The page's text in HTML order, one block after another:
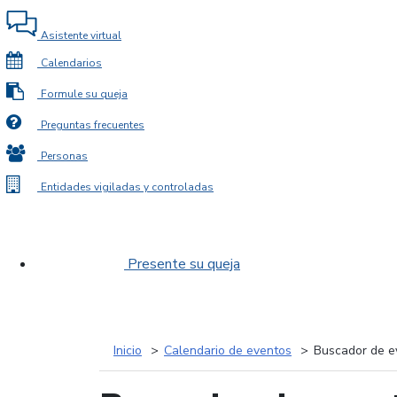
Asistente virtual
Calendarios
Formule su queja
Preguntas frecuentes
Personas
Entidades vigiladas y controladas
Presente su queja
Inicio Calendario de eventos Buscador de